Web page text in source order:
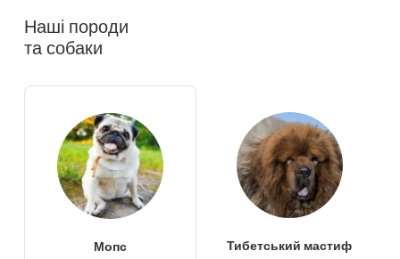
Наші породи
та собаки
Мопс Тибетський мастиф